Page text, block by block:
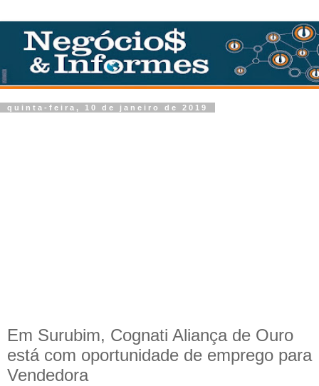
quinta-feira, 10 de janeiro de 2019
Em Surubim, Cognati Aliança de Ouro
está com oportunidade de emprego para
Vendedora